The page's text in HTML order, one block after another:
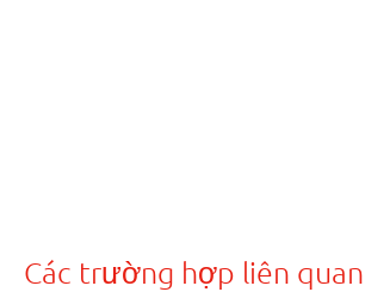
Các trường hợp liên quan